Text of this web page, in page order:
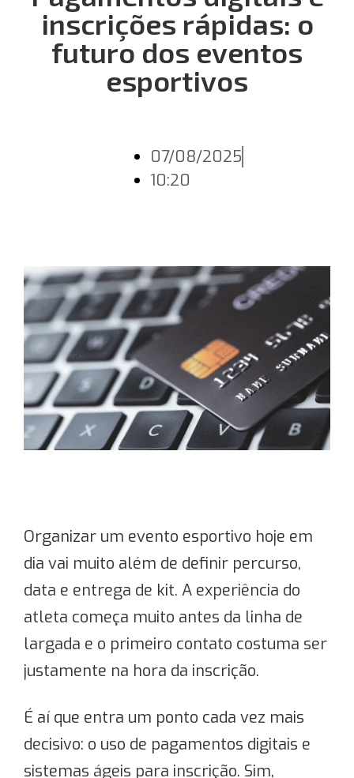
inscrições rápidas: o
futuro dos eventos
esportivos
07/08/2025
10:20
Organizar um evento esportivo hoje em
dia vai muito além de definir percurso,
data e entrega de kit. A experiência do
atleta começa muito antes da linha de
largada e o primeiro contato costuma ser
justamente na hora da inscrição.
É aí que entra um ponto cada vez mais
decisivo: o uso de pagamentos digitais e
sistemas ágeis para inscrição. Sim,